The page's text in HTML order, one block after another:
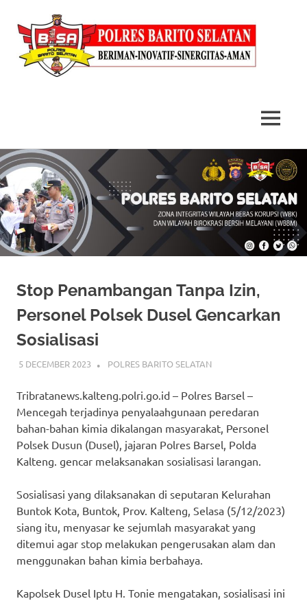
Skip
to
content
MENU
Stop Penambangan Tanpa Izin,
Personel Polsek Dusel Gencarkan
Sosialisasi
5 DECEMBER 2023 ADMIN_POLRESBARSEL
POLRES BARITO SELATAN
Tribratanews.kalteng.polri.go.id – Polres Barsel –
Mencegah terjadinya penyalaahgunaan peredaran
bahan-bahan kimia dikalangan masyarakat, Personel
Polsek Dusun (Dusel), jajaran Polres Barsel, Polda
Kalteng. gencar melaksanakan sosialisasi larangan.
Sosialisasi yang dilaksanakan di seputaran Kelurahan
Buntok Kota, Buntok, Prov. Kalteng, Selasa (5/12/2023)
siang itu, menyasar ke sejumlah masyarakat yang
ditemui agar stop melakukan pengerusakan alam dan
menggunakan bahan kimia berbahaya.
Kapolsek Dusel Iptu H. Tonie mengatakan, sosialisasi ini